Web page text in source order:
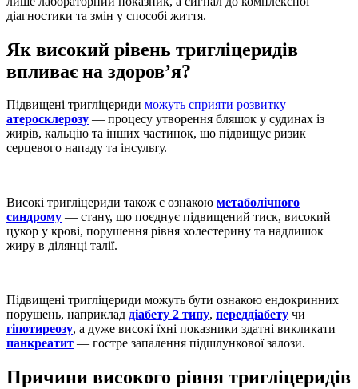
діагностики та змін у способі життя.
Як високий рівень тригліцеридів
впливає на здоров’я?
Підвищені тригліцериди можуть сприяти розвитку
атеросклерозу — процесу утворення бляшок у судинах із
жирів, кальцію та інших частинок, що підвищує ризик
серцевого нападу та інсульту.
Високі тригліцериди також є ознакою метаболічного
синдрому — стану, що поєднує підвищений тиск, високий
цукор у крові, порушення рівня холестерину та надлишок
жиру в ділянці талії.
Підвищені тригліцериди можуть бути ознакою ендокринних
порушень, наприклад діабету 2 типу, переддіабету чи
гіпотиреозу, а дуже високі їхні показники здатні викликати
панкреатит — гостре запалення підшлункової залози.
Причини високого рівня тригліцеридів